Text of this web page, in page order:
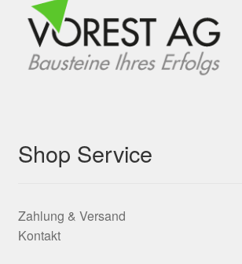
Shop Service
Zahlung & Versand
Kontakt